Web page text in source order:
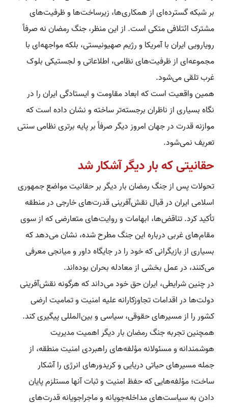
بر شبکه گسترده‌ای از همکاری‌ها، زیرساخت‌ها و ظرفیت‌های
مشترک ائتلافی متکی است. از این منظر، جنگ رمضان نه صرفاً
رویارویی ایران با آمریکا و رژیم صهیونیستی، بلکه مواجهه‌ای با
مجموعه‌ای از ظرفیت‌های نظامی، اطلاعاتی و لجستیکی بلوک
غرب تلقی می‌شود.
همین واقعیت است که ابعاد مقاومت و ایستادگی ایران را در
نگاه بسیاری از ناظران برجسته‌تر ساخته و نشان داده است که
موازنه قدرت در جهان امروز دیگر صرفاً بر پایه برتری نظامی سنتی
تعریف نمی‌شود.
حقانیتی که بار دیگر آشکار شد
تحولات پس از جنگ رمضان بار دیگر بر حقانیت مواضع جمهوری
اسلامی ایران در قبال نقش‌آفرینی قدرت‌های خارجی در منطقه
تأکید کرد. تناقض‌ها، ابهامات و روایت‌های متعارضی که از سوی
مقام‌های غربی درباره این جنگ مطرح شده، نشان می‌دهد که
بسیاری از بازیگرانی که خود را در جایگاه داور و میانجی معرفی
می‌کنند، در عمل بخشی از معادله بحران بوده‌اند.
در چنین شرایطی، ایران حق خود می‌داند که هرگونه نقش‌آفرینی
دولت‌ها در اقدامات تجاوزکارانه علیه امنیت و تمامیت ارضی
کشور را از مسیرهای حقوقی، سیاسی و بین‌المللی پیگیری کند.
همچنین تجربه جنگ رمضان بار دیگر اهمیت مدیریت
هوشمندانه و مسئولانه مؤلفه‌های راهبردی امنیت منطقه، از
جمله مسیرهای حیاتی دریایی و کریدورهای انرژی را آشکار
ساخت؛ مؤلفه‌هایی که حفظ امنیت و ثبات آنها مستلزم پایان
دادن به سیاست‌های مداخله‌جویانه و ماجراجویانه قدرت‌های